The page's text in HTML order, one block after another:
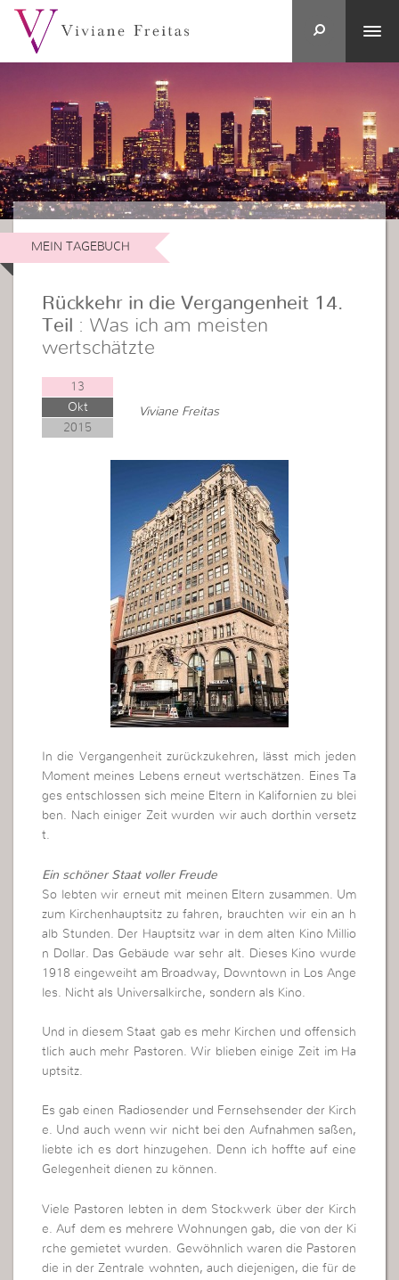
MEIN TAGEBUCH
Rückkehr in die Vergangenheit 14.
Teil : Was ich am meisten
wertschätzte
13
Okt
2015
Viviane Freitas
In die Vergangenheit zurückzukehren, lässt mich jeden
Moment meines Lebens erneut wertschätzen. Eines Ta
ges entschlossen sich meine Eltern in Kalifornien zu blei
ben. Nach einiger Zeit wurden wir auch dorthin versetz
t.
Ein schöner Staat voller Freude
So lebten wir erneut mit meinen Eltern zusammen. Um
zum Kirchenhauptsitz zu fahren, brauchten wir ein an h
alb Stunden. Der Hauptsitz war in dem alten Kino Millio
n Dollar. Das Gebäude war sehr alt. Dieses Kino wurde
1918 eingeweiht am Broadway, Downtown in Los Ange
les. Nicht als Universalkirche, sondern als Kino.
Und in diesem Staat gab es mehr Kirchen und offensich
tlich auch mehr Pastoren. Wir blieben einige Zeit im Ha
uptsitz.
Es gab einen Radiosender und Fernsehsender der Kirch
e. Und auch wenn wir nicht bei den Aufnahmen saßen,
liebte ich es dort hinzugehen. Denn ich hoffte auf eine
Gelegenheit dienen zu können.
Viele Pastoren lebten in dem Stockwerk über der Kirch
e. Auf dem es mehrere Wohnungen gab, die von der Ki
rche gemietet wurden. Gewöhnlich waren die Pastoren
die in der Zentrale wohnten, auch diejenigen, die für de